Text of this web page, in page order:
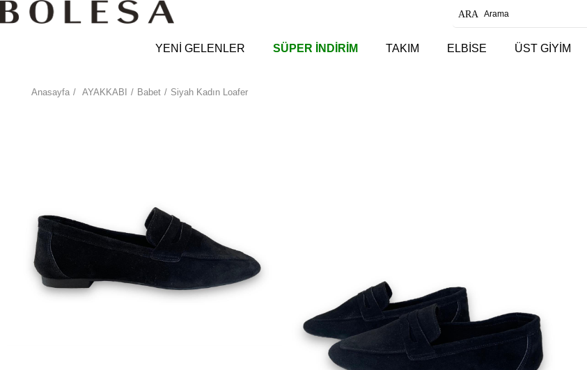
YENİ GELENLER SÜPER İNDİRİM TAKIM ELBİSE ÜST GİYİM
Anasayfa AYAKKABI Babet Siyah Kadın Loafer